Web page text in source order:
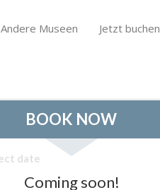
Andere Museen Jetzt buchen